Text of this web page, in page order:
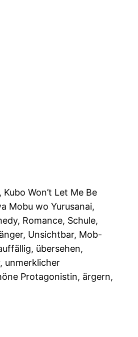
Won’t Let Me Be
Mobu wo Yurusanai,
Romance, Schule,
Unsichtbar, Mob-
übersehen,
unmerklicher
Protagonistin, ärgern,